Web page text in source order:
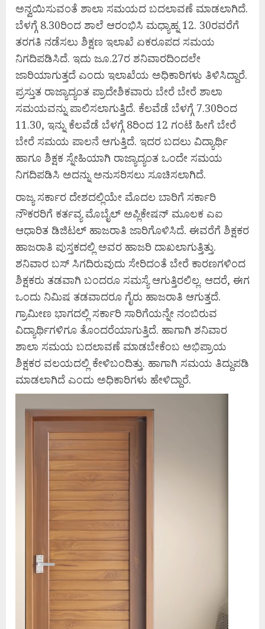
ಅನ್ವಯಿಸುವಂತೆ ಶಾಲಾ ಸಮಯದ ಬದಲಾವಣೆ ಮಾಡಲಾಗಿದೆ.
ಬೆಳಗ್ಗೆ 8.30ರಿಂದ ಶಾಲೆ ಆರಂಭಿಸಿ ಮಧ್ಯಾಹ್ನ 12. 30ರವರೆಗೆ
ತರಗತಿ ನಡೆಸಲು ಶಿಕ್ಷಣ ಇಲಾಖೆ ಏಕರೂಪದ ಸಮಯ
ನಿಗದಿಪಡಿಸಿದೆ. ಇದು ಜೂ.27ರ ಶನಿವಾರದಿಂದಲೇ
ಜಾರಿಯಾಗುತ್ತದೆ ಎಂದು ಇಲಾಖೆಯ ಅಧಿಕಾರಿಗಳು ತಿಳಿಸಿದ್ದಾರೆ.
ಪ್ರಸ್ತುತ ರಾಜ್ಯಾದ್ಯಂತ ಪ್ರಾದೇಶಿಕವಾರು ಬೇರೆ ಬೇರೆ ಶಾಲಾ
ಸಮಯವನ್ನು ಪಾಲಿಸಲಾಗುತ್ತಿದೆ. ಕೆಲವೆಡೆ ಬೆಳಗ್ಗೆ 7.30ರಿಂದ
11.30, ಇನ್ನು ಕೆಲವೆಡೆ ಬೆಳಗ್ಗೆ 8ರಿಂದ 12 ಗಂಟೆ ಹೀಗೆ ಬೇರೆ
ಬೇರೆ ಸಮಯ ಪಾಲನೆ ಆಗುತ್ತಿದೆ. ಇದರ ಬದಲು ವಿದ್ಯಾರ್ಥಿ
ಹಾಗೂ ಶಿಕ್ಷಕ ಸ್ನೇಹಿಯಾಗಿ ರಾಜ್ಯಾದ್ಯಂತ ಒಂದೇ ಸಮಯ
ನಿಗದಿಪಡಿಸಿ ಅದನ್ನು ಅನುಸರಿಸಲು ಸೂಚಿಸಲಾಗಿದೆ.
ರಾಜ್ಯ ಸರ್ಕಾರ ದೇಶದಲ್ಲಿಯೇ ಮೊದಲ ಬಾರಿಗೆ ಸರ್ಕಾರಿ
ನೌಕರರಿಗೆ ಕರ್ತವ್ಯ ಮೊಬೈಲ್‌ ಅಪ್ಲಿಕೇಷನ್ ಮೂಲಕ ಎಐ
ಆಧಾರಿತ ಡಿಜಿಟಲ್‌ ಹಾಜರಾತಿ ಜಾರಿಗೊಳಿಸಿದೆ. ಈವರೆಗೆ ಶಿಕ್ಷಕರ
ಹಾಜರಾತಿ ಪುಸ್ತಕದಲ್ಲಿ ಅವರ ಹಾಜರಿ ದಾಖಲಾಗುತ್ತಿತ್ತು.
ಶನಿವಾರ ಬಸ್‌ ಸಿಗದಿರುವುದು ಸೇರಿದಂತೆ ಬೇರೆ ಕಾರಣಗಳಿಂದ
ಶಿಕ್ಷಕರು ತಡವಾಗಿ ಬಂದರೂ ಸಮಸ್ಯೆ ಆಗುತ್ತಿರಲಿಲ್ಲ. ಆದರೆ, ಈಗ
ಒಂದು ನಿಮಿಷ ತಡವಾದರೂ ಗೈರು ಹಾಜರಾತಿ ಆಗುತ್ತದೆ.
ಗ್ರಾಮೀಣ ಭಾಗದಲ್ಲಿ ಸರ್ಕಾರಿ ಸಾರಿಗೆಯನ್ನೇ ನಂಬಿರುವ
ವಿದ್ಯಾರ್ಥಿಗಳಿಗೂ ತೊಂದರೆಯಾಗುತ್ತಿದೆ. ಹಾಗಾಗಿ ಶನಿವಾರ
ಶಾಲಾ ಸಮಯ ಬದಲಾವಣೆ ಮಾಡಬೇಕೆಂಬ ಅಭಿಪ್ರಾಯ
ಶಿಕ್ಷಕರ ವಲಯದಲ್ಲಿ ಕೇಳಿಬಂದಿತ್ತು. ಹಾಗಾಗಿ ಸಮಯ ತಿದ್ದುಪಡಿ
ಮಾಡಲಾಗಿದೆ ಎಂದು ಅಧಿಕಾರಿಗಳು ಹೇಳಿದ್ದಾರೆ.